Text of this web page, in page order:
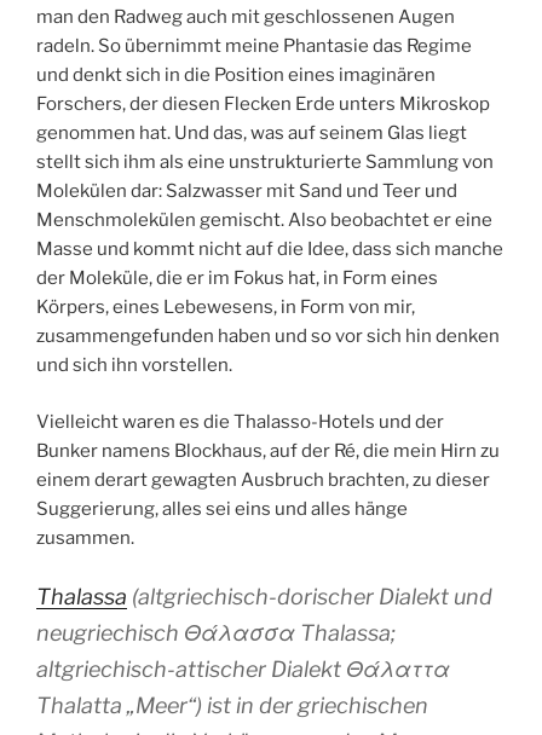
man den Radweg auch mit geschlossenen Augen
radeln. So übernimmt meine Phantasie das Regime
und denkt sich in die Position eines imaginären
Forschers, der diesen Flecken Erde unters Mikroskop
genommen hat. Und das, was auf seinem Glas liegt
stellt sich ihm als eine unstrukturierte Sammlung von
Molekülen dar: Salzwasser mit Sand und Teer und
Menschmolekülen gemischt. Also beobachtet er eine
Masse und kommt nicht auf die Idee, dass sich manche
der Moleküle, die er im Fokus hat, in Form eines
Körpers, eines Lebewesens, in Form von mir,
zusammengefunden haben und so vor sich hin denken
und sich ihn vorstellen.
Vielleicht waren es die Thalasso-Hotels und der
Bunker namens Blockhaus, auf der Ré, die mein Hirn zu
einem derart gewagten Ausbruch brachten, zu dieser
Suggerierung, alles sei eins und alles hänge
zusammen.
Thalassa (altgriechisch-dorischer Dialekt und
neugriechisch Θάλασσα Thalassa;
altgriechisch-attischer Dialekt Θάλαττα
Thalatta „Meer“) ist in der griechischen